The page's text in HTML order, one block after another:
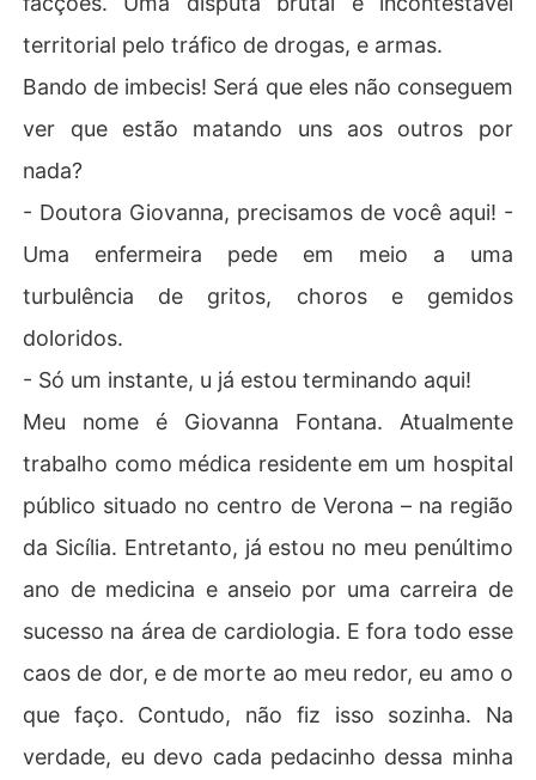
LIVRO 2 - O Toque da Fera:
Leônidas Constantino é um homem forjado pela dor.
CEO temido, implacável e solitário, carrega no rosto um
a cicatriz que não apenas desfigura sua pele, mas mant
ém viva a lembrança de uma traição que o destruiu. De
ão proibidos. Desobediência é punida. O medo é a sua
armadura.
Virna Casteline é tudo o que ele não esperava.
Filha de um médico ligado à máfia, ela cresceu cercada
de segredos, mas escolheu trilhar o próprio caminho. To
rnou-se uma advogada brilhante, determinada e orgulh
osa de sua independência. Ao aceitar trabalhar para Co
nstantino, Virna não imagina que está entrando no territ
ório de um homem quebrado... nem que sua presença m
udará tudo.
O que Constantino não sabe é que a jovem que insiste e
m enfrentá-lo, que não desvia o rosto e não se intimida
com sua ferocidade, guarda uma verdade que muda as
Virna é cega.
Quando ele descobre sua fragilidade, algo inesperado
ervá-la em silêncio, tornando-se seu protetor invisível.
Sempre à espreita. Sempre vigilante. Sempre lutando c
Mas o amor não pede permissão.
territorial pelo tráfico de drogas, e armas.
Bando de imbecis! Será que eles não conseguem
ver que estão matando uns aos outros por
nada?
- Doutora Giovanna, precisamos de você aqui! -
Uma enfermeira pede em meio a uma
turbulência de gritos, choros e gemidos
doloridos.
- Só um instante, u já estou terminando aqui!
Meu nome é Giovanna Fontana. Atualmente
trabalho como médica residente em um hospital
público situado no centro de Verona – na região
da Sicília. Entretanto, já estou no meu penúltimo
ano de medicina e anseio por uma carreira de
sucesso na área de cardiologia. E fora todo esse
caos de dor, e de morte ao meu redor, eu amo o
que faço. Contudo, não fiz isso sozinha. Na
verdade, eu devo cada pedacinho dessa minha